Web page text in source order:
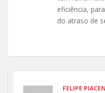
eficiência,
do atraso de
FELIPE